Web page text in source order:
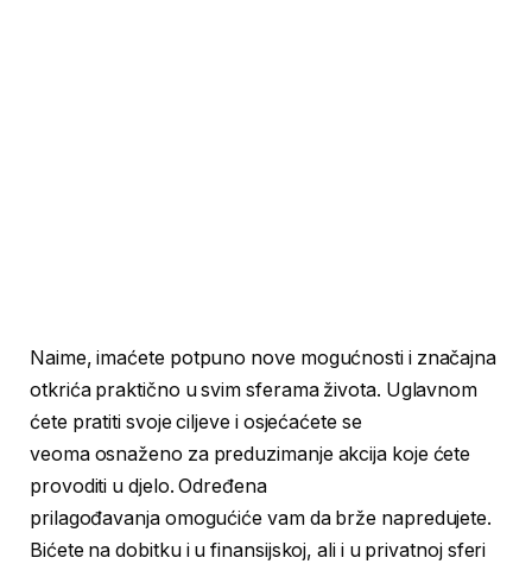
Naime, imaćete potpuno nove mogućnosti i značajna
otkrića praktično u svim sferama života. Uglavnom
ćete pratiti svoje ciljeve i osjećaćete se
veoma osnaženo za preduzimanje akcija koje ćete
provoditi u djelo. Određena
prilagođavanja omogućiće vam da brže napredujete.
Bićete na dobitku i u finansijskoj, ali i u privatnoj sferi